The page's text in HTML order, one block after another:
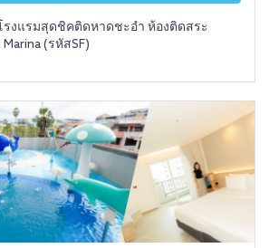
รงแรมสุดชิคติดหาดชะอำ ห้องติดสระ
(รหัสSF)